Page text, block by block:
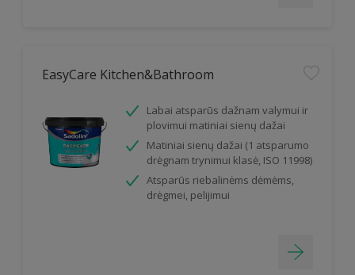
EasyCare Kitchen&Bathroom
Labai atsparūs dažnam valymui ir
plovimui matiniai sienų dažai
Matiniai sienų dažai (1 atsparumo
drėgnam trynimui klasė, ISO 11998)
Atsparūs riebalinėms dėmėms,
drėgmei, pelijimui